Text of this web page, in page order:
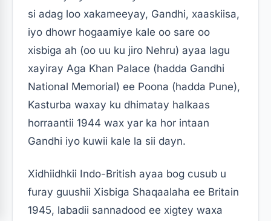
si adag loo xakameeyay, Gandhi, xaaskiisa,
iyo dhowr hogaamiye kale oo sare oo
xisbiga ah (oo uu ku jiro Nehru) ayaa lagu
xayiray Aga Khan Palace (hadda Gandhi
National Memorial) ee Poona (hadda Pune),
Kasturba waxay ku dhimatay halkaas
horraantii 1944 wax yar ka hor intaan
Gandhi iyo kuwii kale la sii dayn.
Xidhiidhkii Indo-British ayaa bog cusub u
furay guushii Xisbiga Shaqaalaha ee Britain
1945, labadii sannadood ee xigtey waxa